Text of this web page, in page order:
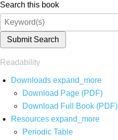
Search this book
Submit Search
Readability
Downloads expand_more
Download Page (PDF)
Download Full Book (PDF)
Resources expand_more
Periodic Table